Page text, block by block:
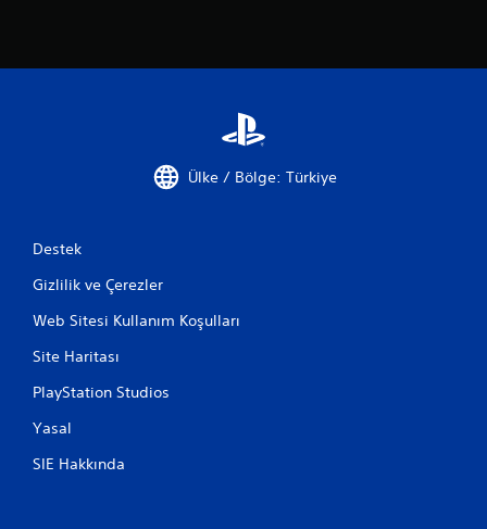
Ülke / Bölge: Türkiye
Destek
Gizlilik ve Çerezler
Web Sitesi Kullanım Koşulları
Site Haritası
PlayStation Studios
Yasal
SIE Hakkında